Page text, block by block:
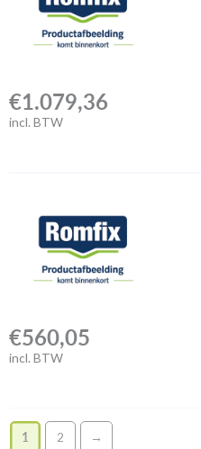
€1.079,36
incl. BTW
€560,05
incl. BTW
1 2 →